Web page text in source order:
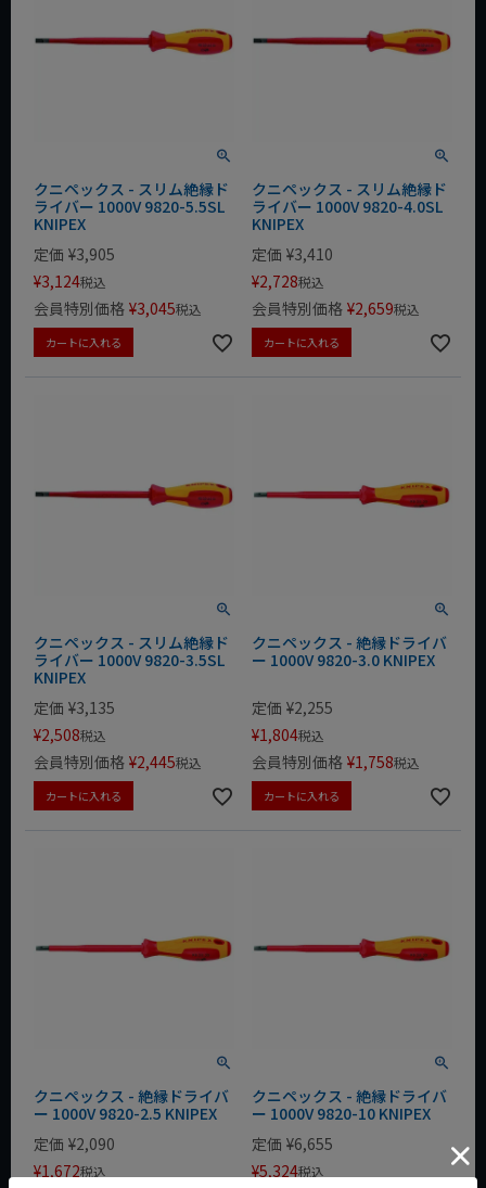
クニペックス - スリム絶縁ド
ライバー 1000V 9820-5.5SL
KNIPEX
定価 ¥3,905
¥3,124税込
会員特別価格 ¥3,045税込
カートに入れる
クニペックス - スリム絶縁ド
ライバー 1000V 9820-4.0SL
KNIPEX
定価 ¥3,410
¥2,728税込
会員特別価格 ¥2,659税込
カートに入れる
クニペックス - スリム絶縁ド
ライバー 1000V 9820-3.5SL
KNIPEX
定価 ¥3,135
¥2,508税込
会員特別価格 ¥2,445税込
カートに入れる
クニペックス - 絶縁ドライバ
ー 1000V 9820-3.0 KNIPEX
定価 ¥2,255
¥1,804税込
会員特別価格 ¥1,758税込
カートに入れる
クニペックス - 絶縁ドライバ
ー 1000V 9820-2.5 KNIPEX
定価 ¥2,090
¥1,672税込
クニペックス - 絶縁ドライバ
ー 1000V 9820-10 KNIPEX
定価 ¥6,655
¥5,324税込